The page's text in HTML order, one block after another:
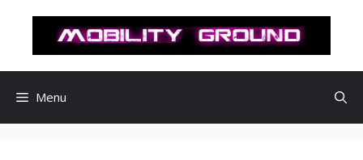
로
Menu